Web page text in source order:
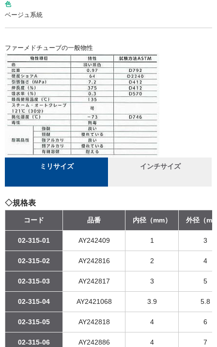
色
ベージュ系統
ファーメドチューブの一般物性
ミリサイズ インチサイズ
◇規格表
コード 品番 内径（mm） 外径（
02-315-01 AY242409 1 3
02-315-02 AY242816 2 4
02-315-03 AY242817 3 5
02-315-04 AY2421068 3.9 5.8
02-315-05 AY242818 4 6
02-315-06 AY242886 4 7